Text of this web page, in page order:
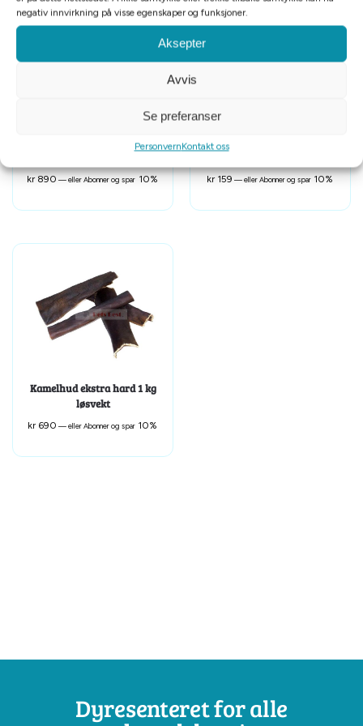
negativ innvirkning på visse egenskaper og funksjoner.
Aksepter
Avvis
Se preferanser
PersonvernKontakt oss
Provit Grisehaler løsvekt 1kg
kr890 —eller Abonner og spar 10%
MUSH Vainu Grisehaler 220g
kr159 —eller Abonner og spar 10%
Kamelhud ekstra hard 1 kg
løsvekt
kr690 —eller Abonner og spar 10%
Dyresenteret for alle